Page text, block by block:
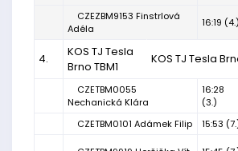
CZEZBM9153 Finstrlová
Adéla
16:19 (4.)
4.
KOS TJ Tesla
Brno TBM1
KOS TJ Tesla
CZETBM0055
Nechanická Klára
16:28
(3.)
CZETBM0101 Adámek Filip
15:53